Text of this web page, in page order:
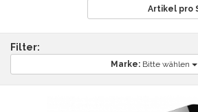
Artikel pro
Filter:
Marke: Bitte wählen